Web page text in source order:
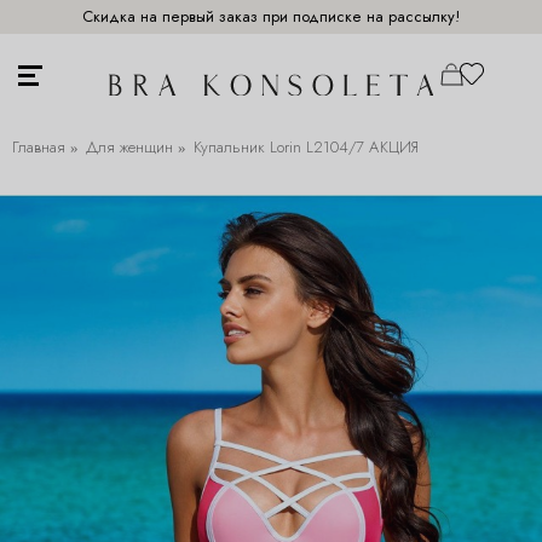
Скидка на первый заказ при подписке на рассылку!
Главная Для женщин Купальник Lorin L2104/7 АКЦИЯ